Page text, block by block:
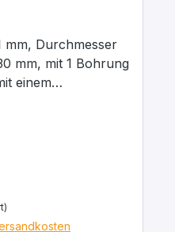
mm, Durchmesser
mm, mit 1 Bohrung
einem